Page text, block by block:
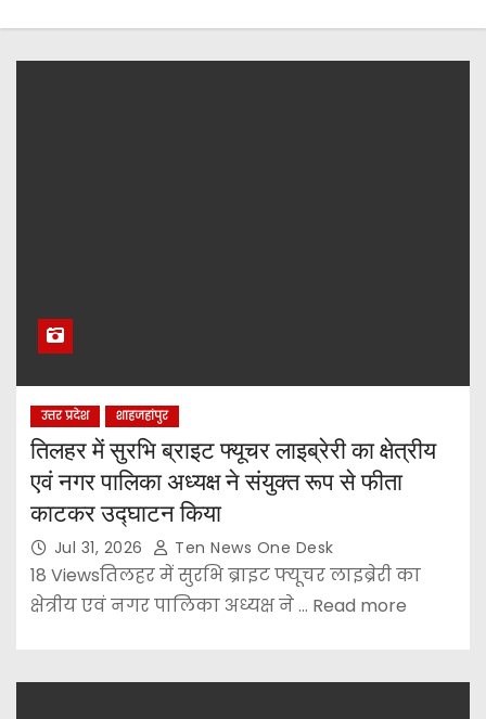
उत्तर प्रदेश शाहजहांपुर
तिलहर में सुरभि ब्राइट फ्यूचर लाइब्रेरी का क्षेत्रीय
एवं नगर पालिका अध्यक्ष ने संयुक्त रूप से फीता
काटकर उद्घाटन किया
Jul 31, 2026 Ten News One Desk
18 Viewsतिलहर में सुरभि ब्राइट फ्यूचर लाइब्रेरी का
क्षेत्रीय एवं नगर पालिका अध्यक्ष ने ... Read more